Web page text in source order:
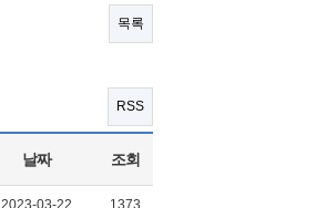
목록
RSS
날짜 조회
2023-03-22 1373